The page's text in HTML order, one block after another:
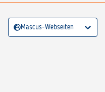
Mascus-Webseiten